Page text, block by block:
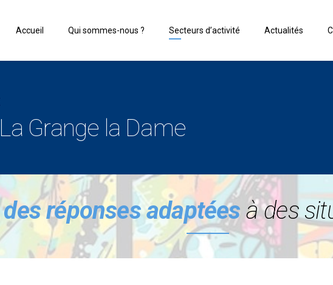
Accueil Qui sommes-nous ? Secteurs d’activité Actualités
Grange la Dame
réponses adaptéesà des